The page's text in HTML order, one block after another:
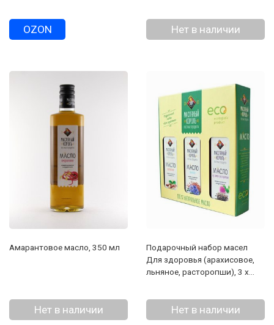
OZON Нет в наличии
Амарантовое масло, 350 мл
Нет в наличии
Подарочный набор масел
Для здоровья (арахисовое,
льняное, расторопши), 3 х
Нет в наличии